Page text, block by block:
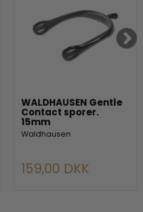
WALDHAUSEN Gentle
Contact sporer.
15mm
Waldhausen
159,00 DKK